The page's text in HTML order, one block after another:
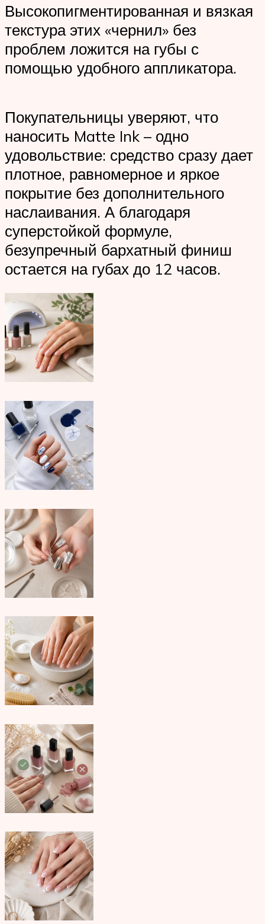
Высокопигментированная и вязкая
текстура этих «чернил» без
проблем ложится на губы с
помощью удобного аппликатора.
Покупательницы уверяют, что
наносить Matte Ink – одно
удовольствие: средство сразу дает
плотное, равномерное и яркое
покрытие без дополнительного
наслаивания. А благодаря
суперстойкой формуле,
безупречный бархатный финиш
остается на губах до 12 часов.